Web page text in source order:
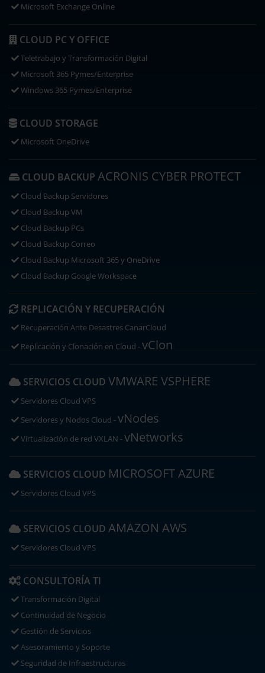
Microsoft Exchange Online
CLOUD PC Y OFFICE
Teletrabajo y Transformación Digital
Microsoft 365 Pymes/Enterprise
Windows 365 Pymes/Enterprise
CLOUD STORAGE
Microsoft OneDrive
CLOUD BACKUP ACRONIS CYBER PROTECT
Cloud Backup Servidores
Cloud Backup VM
Cloud Backup PCs
Cloud Backup Correo
Cloud Backup Microsoft 365 y OneDrive
Cloud Backup Google Workspace
REPLICACIÓN Y RECUPERACIÓN
Recuperación Ante Desastres CanarCloud
Replicación y Clonación en Cloud -vClon
SERVICIOS CLOUD VMWARE VSPHERE
Servidores Cloud VPS
Servidores y Nodos Cloud -vNodes
Virtualización de red VXLAN -vNetworks
SERVICIOS CLOUD MICROSOFT AZURE
Servidores Cloud VPS
SERVICIOS CLOUD AMAZON AWS
Servidores Cloud VPS
CONSULTORÍA TI
Transformación Digital
Continuidad de Negocio
Gestión de Servicios
Asesoramiento y Soporte
Seguridad de Infraestructuras